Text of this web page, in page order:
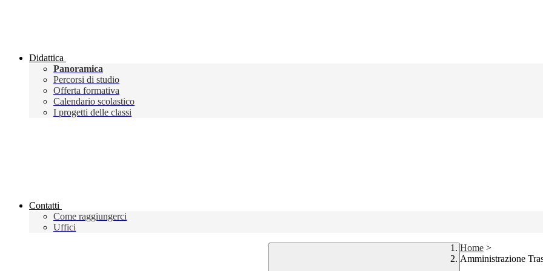
Didattica
Panoramica
Percorsi di studio
Offerta formativa
Calendario scolastico
I progetti delle classi
Contatti
Come raggiungerci
Uffici
Home >
Amministrazione